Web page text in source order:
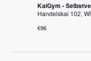
KaiGym -
Handelskai 102,
€96